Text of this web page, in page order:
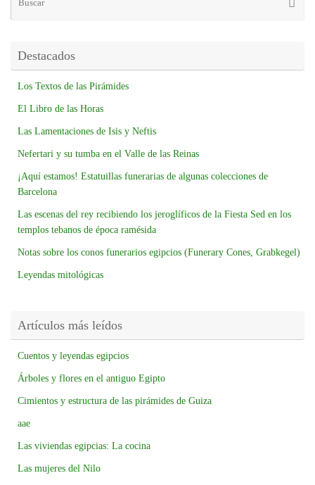
Destacados
Los Textos de las Pirámides
El Libro de las Horas
Las Lamentaciones de Isis y Neftis
Nefertari y su tumba en el Valle de las Reinas
¡Aquí estamos! Estatuillas funerarias de algunas colecciones de
Barcelona
Las escenas del rey recibiendo los jeroglíficos de la Fiesta Sed en los
templos tebanos de época ramésida
Notas sobre los conos funerarios egipcios (Funerary Cones, Grabkegel)
Leyendas mitológicas
Artículos más leídos
Cuentos y leyendas egipcios
Árboles y flores en el antiguo Egipto
Cimientos y estructura de las pirámides de Guiza
aae
Las viviendas egipcias: La cocina
Las mujeres del Nilo